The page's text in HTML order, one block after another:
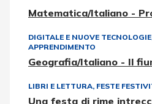
Matematica/Italiano -
DIGITALE E NUOVE TECNOLOGIE
APPRENDIMENTO
Geografia/Italiano - Il
LIBRI E LETTURA, FESTE
Una festa di rime